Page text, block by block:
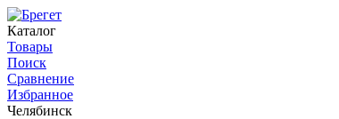
Каталог
Товары
Поиск
Сравнение
Избранное
Челябинск